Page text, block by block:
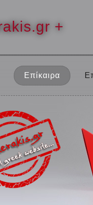
+
Επίκαιρα